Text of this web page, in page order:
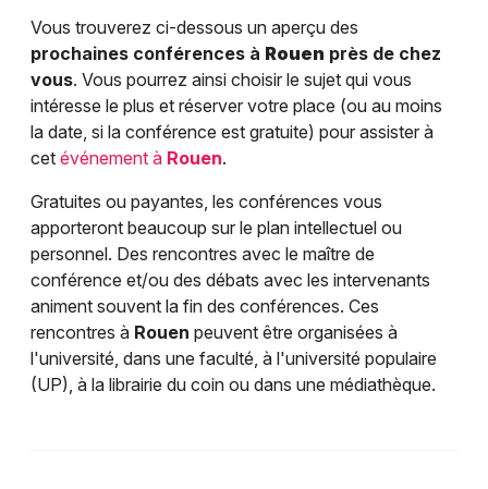
Vous trouverez ci-dessous un aperçu des
prochaines conférences à Rouen près de chez
vous. Vous pourrez ainsi choisir le sujet qui vous
intéresse le plus et réserver votre place (ou au moins
la date, si la conférence est gratuite) pour assister à
cet événement à Rouen.
Gratuites ou payantes, les conférences vous
apporteront beaucoup sur le plan intellectuel ou
personnel. Des rencontres avec le maître de
conférence et/ou des débats avec les intervenants
animent souvent la fin des conférences. Ces
rencontres à Rouen peuvent être organisées à
l'université, dans une faculté, à l'université populaire
(UP), à la librairie du coin ou dans une médiathèque.